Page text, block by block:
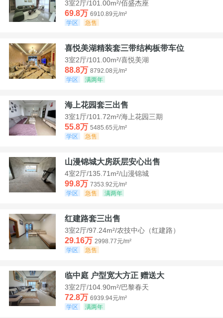
3室2厅/101.00m²/佰盛杰座
69.8万 6910.89元/m²
学区
急售
喜悦美湖精装套三带结构板带车位
3室2厅/101.00m²/喜悦美湖
88.8万 8792.08元/m²
学区
满两年
海上花园套三出售
3室1厅/101.72m²/海上花园三期
55.8万 5485.65元/m²
学区
急售
山漫锦城大房跃层安心出售
4室2厅/135.71m²/山漫锦城
99.8万 7353.92元/m²
学区
急售 满两年
红建路套三出售
3室2厅/97.24m²/农技中心（红建路）
29.16万 2998.77元/m²
学区
急售
临中庭 户型宽大方正 赠送大
3室2厅/104.90m²/巴黎春天
72.8万 6939.94元/m²
学区
满两年